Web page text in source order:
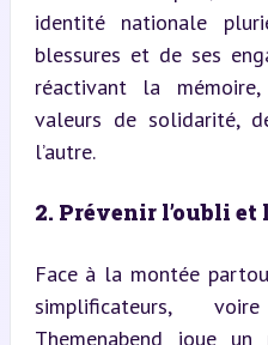
identité nationale
blessures et de ses
réactivant la
valeurs de solidarité,
l’autre.
2. Prévenir l’oubli
Face à la montée
simplificateurs,
Themenabend joue